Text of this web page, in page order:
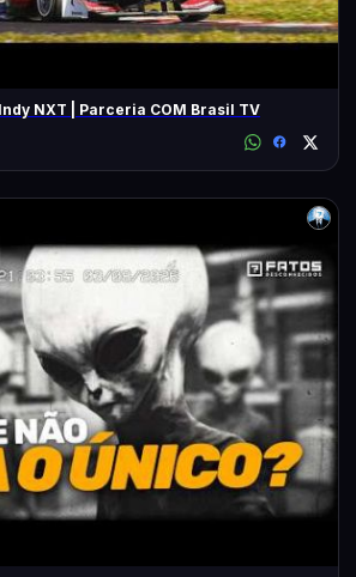
NXT | Parceria COM Brasil TV